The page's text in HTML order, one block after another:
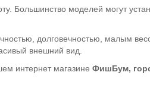
Большинство моделей могут
долговечностью, малым
внешний вид.
интернет магазине ФишБум,